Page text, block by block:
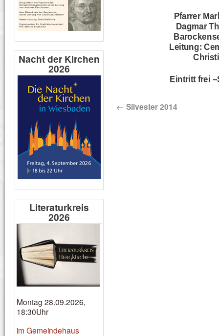
Pfarrer
Dagmar
Leitung:
Eintritt frei
← Silvester 2014
Nacht der Kirchen
2026
Literaturkreis
2026
Montag 28.09.2026,
18:30Uhr
im Gemeindehaus